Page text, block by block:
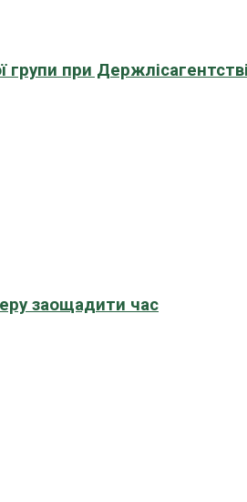
групи при
заощадити час